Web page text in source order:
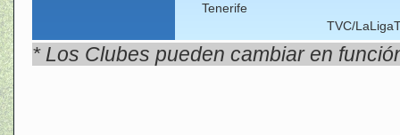
Tenerife
TVC/
* Los Clubes pueden cambiar en